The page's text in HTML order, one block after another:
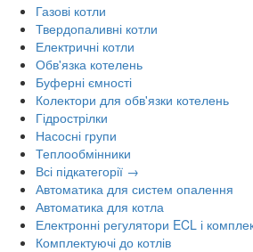
Газові котли
Твердопаливні котли
Електричні котли
Обв'язка котелень
Буферні ємності
Колектори для обв'язки котелень
Гідрострілки
Насосні групи
Теплообмінники
Всі підкатегорії →
Автоматика для систем опалення
Автоматика для котла
Електронні регулятори ECL і
Комплектуючі до котлів